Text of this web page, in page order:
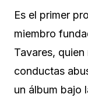
Es el primer
miembro
Tavares,
conductas
un álbum bajo